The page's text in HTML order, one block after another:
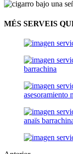
MÉS SERVEIS